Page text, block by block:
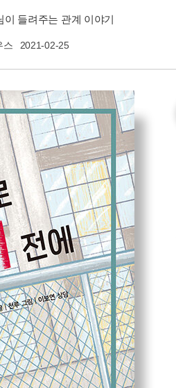
이 들려주는 관계 이야기
스 2021-02-25